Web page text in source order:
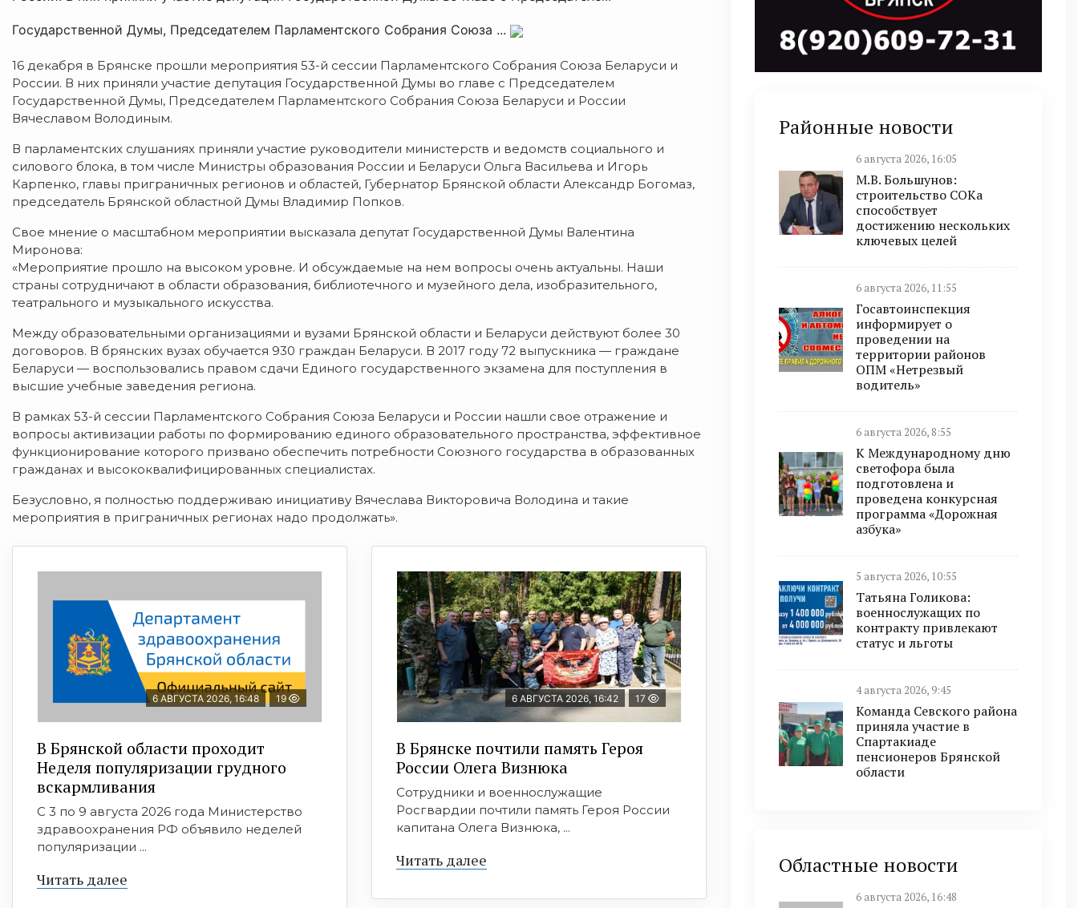
Государственной Думы, Председателем Парламентского Собрания Союза ...
16 декабря в Брянске прошли мероприятия 53-й сессии Парламентского Собрания Союза Беларуси и
России. В них приняли участие депутация Государственной Думы во главе с Председателем
Государственной Думы, Председателем Парламентского Собрания Союза Беларуси и России
Вячеславом Володиным.
В парламентских слушаниях приняли участие руководители министерств и ведомств социального и
силового блока, в том числе Министры образования России и Беларуси Ольга Васильева и Игорь
Карпенко, главы приграничных регионов и областей, Губернатор Брянской области Александр Богомаз,
председатель Брянской областной Думы Владимир Попков.
Свое мнение о масштабном мероприятии высказала депутат Государственной Думы Валентина
Миронова:
«Мероприятие прошло на высоком уровне. И обсуждаемые на нем вопросы очень актуальны. Наши
страны сотрудничают в области образования, библиотечного и музейного дела, изобразительного,
театрального и музыкального искусства.
Между образовательными организациями и вузами Брянской области и Беларуси действуют более 30
договоров. В брянских вузах обучается 930 граждан Беларуси. В 2017 году 72 выпускника — граждане
Беларуси — воспользовались правом сдачи Единого государственного экзамена для поступления в
высшие учебные заведения региона.
В рамках 53-й сессии Парламентского Собрания Союза Беларуси и России нашли свое отражение и
вопросы активизации работы по формированию единого образовательного пространства, эффективное
функционирование которого призвано обеспечить потребности Союзного государства в образованных
гражданах и высококвалифицированных специалистах.
Безусловно, я полностью поддерживаю инициативу Вячеслава Викторовича Володина и такие
мероприятия в приграничных регионах надо продолжать».
6 АВГУСТА 2026, 16:48 19
В Брянской области проходит
Неделя популяризации грудного
вскармливания
С 3 по 9 августа 2026 года Министерство
здравоохранения РФ объявило неделей
популяризации ...
Читать далее
6 АВГУСТА 2026, 16:42 17
В Брянске почтили память Героя
России Олега Визнюка
Сотрудники и военнослужащие
Росгвардии почтили память Героя России
капитана Олега Визнюка, ...
Читать далее
Районные новости
6 августа 2026, 16:05
М.В. Большунов:
строительство СОКа
способствует
достижению нескольких
ключевых целей
6 августа 2026, 11:55
Госавтоинспекция
информирует о
проведении на
территории районов
ОПМ «Нетрезвый
водитель»
6 августа 2026, 8:55
К Международному дню
светофора была
подготовлена и
проведена конкурсная
программа «Дорожная
азбука»
5 августа 2026, 10:55
Татьяна Голикова:
военнослужащих по
контракту привлекают
статус и льготы
4 августа 2026, 9:45
Команда Севского района
приняла участие в
Спартакиаде
пенсионеров Брянской
области
Областные новости
6 августа 2026, 16:48